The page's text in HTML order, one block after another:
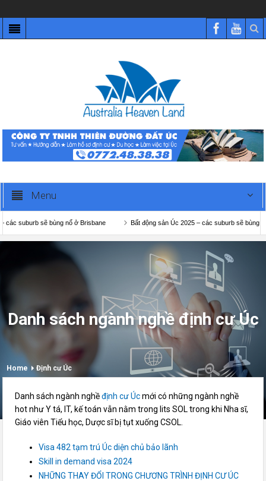
Menu
bùng nổ ở Brisbane Bất động sản Úc 2025 – các suburb sẽ bùng nổ ở Melbourne
Danh sách ngành nghề định cư Úc
Home Định cư Úc
Danh sách ngành nghềđịnh cư Úcmớicó những ngành nghề
hot như Y tá, IT, kế toán vẫn nằm trong lits SOL trong khi Nha sĩ,
Giáo viên Tiểu học, Dược sĩ bị tụt xuống CSOL.
Visa 482 tạm trú Úc diện chủ bảo lãnh
Skill in demand visa 2024
NHỮNG THAY ĐỔI TRONG CHƯƠNG TRÌNH ĐỊNH CƯ ÚC